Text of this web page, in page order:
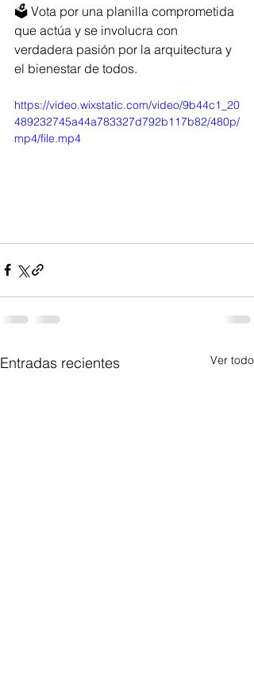
🗳️ Vota por una planilla comprometida
que actúa y se involucra con
verdadera pasión por la arquitectura y
el bienestar de todos.
https://video.wixstatic.com/video/9b44c1_20
489232745a44a783327d792b117b82/480p/
mp4/file.mp4
Entradas recientes Ver todo